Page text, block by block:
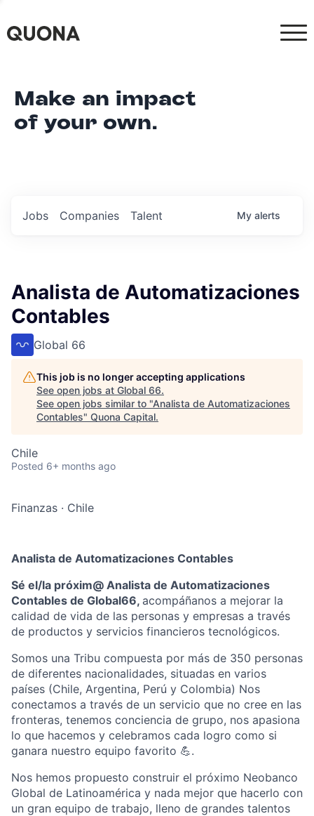
Make an impact
of your own.
Jobs Companies Talent My alerts
Analista de Automatizaciones
Contables
Global 66
This job is no longer accepting applications
See open jobs at Global 66.
See open jobs similar to "Analista de Automatizaciones
Contables" Quona Capital.
Chile
Posted 6+ months ago
Finanzas · Chile
Analista de Automatizaciones Contables
Sé el/la próxim@ Analista de Automatizaciones
Contables de Global66, acompáñanos a mejorar la
calidad de vida de las personas y empresas a través
de productos y servicios financieros tecnológicos.
Somos una Tribu compuesta por más de 350 personas
de diferentes nacionalidades, situadas en varios
países (Chile, Argentina, Perú y Colombia) Nos
conectamos a través de un servicio que no cree en las
fronteras, tenemos conciencia de grupo, nos apasiona
lo que hacemos y celebramos cada logro como si
ganara nuestro equipo favorito 💪.
Nos hemos propuesto construir el próximo Neobanco
Global de Latinoamérica y nada mejor que hacerlo con
un gran equipo de trabajo, lleno de grandes talentos